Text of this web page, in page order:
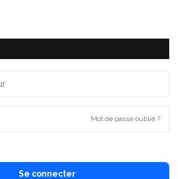
Mot de passe oublié ?
Se connecter